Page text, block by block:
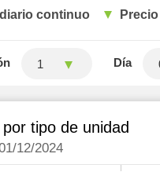
continuo
1 Día
tipo de unidad
12/2024